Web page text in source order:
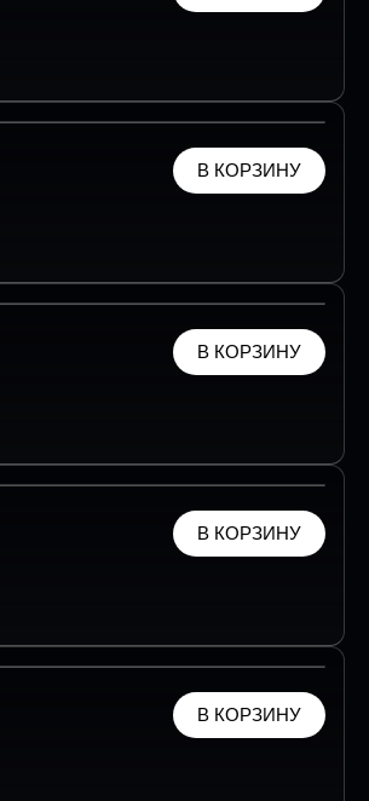
В КОРЗИНУ
В КОРЗИНУ
В КОРЗИНУ
В КОРЗИНУ